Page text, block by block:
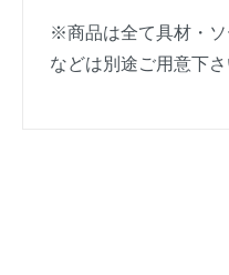
※商品は全て具材・
などは別途ご用意下さ